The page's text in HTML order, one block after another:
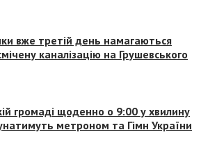
вже третій день намагаються
каналізацію на Грушевського
громаді щоденно о 9:00 у хвилину
метроном та Гімн України